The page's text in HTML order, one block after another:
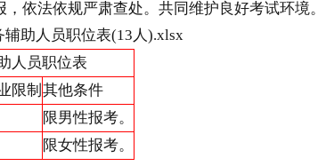
依法依规严肃查处。共同维护良好考试环境。
助人员职位表(13人).xlsx
人员职位表
限制 其他条件
限男性报考。
限女性报考。